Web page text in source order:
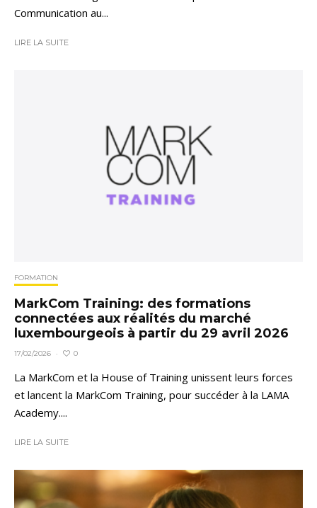
Communication au...
LIRE LA SUITE
FORMATION
MarkCom Training: des formations
connectées aux réalités du marché
luxembourgeois à partir du 29 avril 2026
17/02/2026 · 0
La MarkCom et la House of Training unissent leurs forces
et lancent la MarkCom Training, pour succéder à la LAMA
Academy....
LIRE LA SUITE